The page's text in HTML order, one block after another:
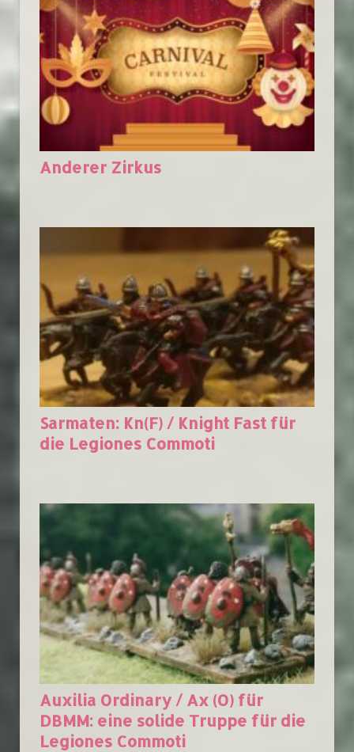
Anderer Zirkus
Sarmaten: Kn(F) / Knight Fast für
die Legiones Commoti
Auxilia Ordinary / Ax (O) für
DBMM: eine solide Truppe für die
Legiones Commoti